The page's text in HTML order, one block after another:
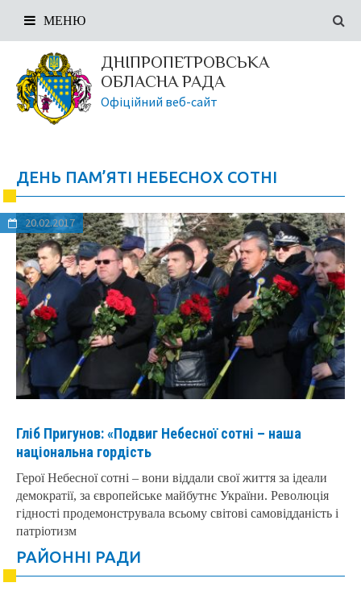
ДНІПРОПЕТРОВСЬКА
ОБЛАСНА РАДА
Офіційний веб-сайт
МЕНЮ
ДЕНЬ ПАМ’ЯТІ НЕБЕСНОХ СОТНІ
20.02.2017
Гліб Пригунов: «Подвиг Небесної сотні – наша
національна гордість
Герої Небесної сотні – вони віддали свої життя за ідеали
демократії, за європейське майбутнє України. Революція
гідності продемонструвала всьому світові самовідданість і
патріотизм
РАЙОННІ РАДИ